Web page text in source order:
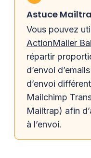
Astuce
Vous pouvez
ActionMailer
répartir
d’envoi
d’envoi
Mailchimp
Mailtrap) afin
à l’envoi.